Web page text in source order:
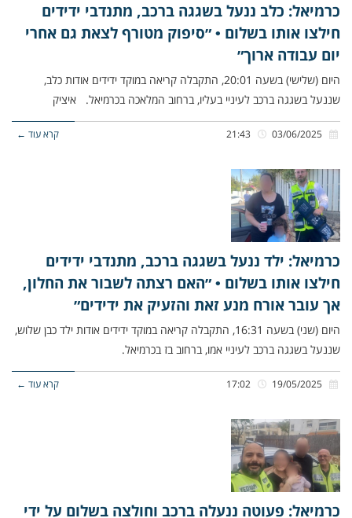
כרמיאל: כלב ננעל בשגגה ברכב, מתנדבי ידידים
חילצו אותו בשלום • ״סיפוק מטורף לצאת גם אחרי
יום עבודה ארוך״
היום (שלישי) בשעה 20:01, התקבלה קריאה במוקד ידידים אודות כלב,
שננעל בשגגה ברכב לעיניי בעליו, ברחוב המלאכה בכרמיאל. איציק
קרא עוד ←
כרמיאל: ילד ננעל בשגגה ברכב, מתנדבי ידידים
חילצו אותו בשלום • ״האם רצתה לשבור את החלון,
אך עובר אורח מנע זאת והזעיק את ידידים״
היום (שני) בשעה 16:31, התקבלה קריאה במוקד ידידים אודות ילד כבן שלוש,
שננעל בשגגה ברכב לעיניי אמו, ברחוב בז בכרמיאל.
קרא עוד ←
כרמיאל: פעוטה ננעלה ברכב וחולצה בשלום על ידי